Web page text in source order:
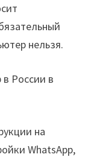
нельзя.
на
WhatsApp,